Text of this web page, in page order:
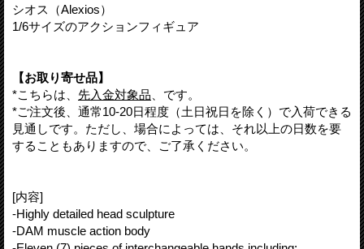
シオス（Alexios）
1/6サイズのアクションフィギュア
【お取り寄せ品】
*こちらは、 先入金対象品 、です。
*ご注文後、通常10-20日程度（土日祝日を除く）で入荷できる
見通しです。ただし、場合によっては、それ以上の日数を要
することもありますので、ご了承ください。
[内容]
-Highly detailed head sculpture
-DAM muscle action body